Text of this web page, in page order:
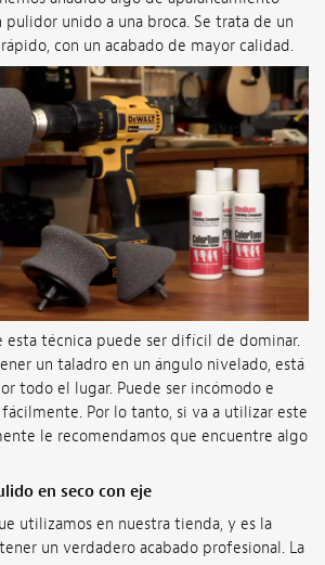
pulidor unido a una broca. Se trata de un
con un acabado de mayor calidad.
esta técnica puede ser difícil de dominar.
un taladro en un ángulo nivelado, está
todo el lugar. Puede ser incómodo e
fácilmente. Por lo tanto, si va a utilizar este
le recomendamos que encuentre algo
en seco con eje
utilizamos en nuestra tienda, y es la
un verdadero acabado profesional. La